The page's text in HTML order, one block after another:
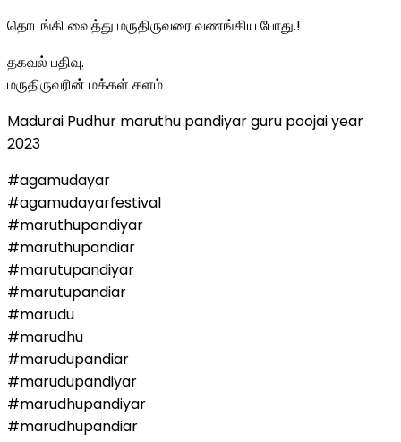
தொடங்கி வைத்து மருதிருவரை வணங்கிய போது.!
தகவல் பதிவு.
மருதிருவரின் மக்கள் களம்
Madurai Pudhur maruthu pandiyar guru poojai year
2023
#agamudayar
#agamudayarfestival
#maruthupandiyar
#maruthupandiar
#marutupandiyar
#marutupandiar
#marudu
#marudhu
#marudupandiar
#marudupandiyar
#marudhupandiyar
#marudhupandiar